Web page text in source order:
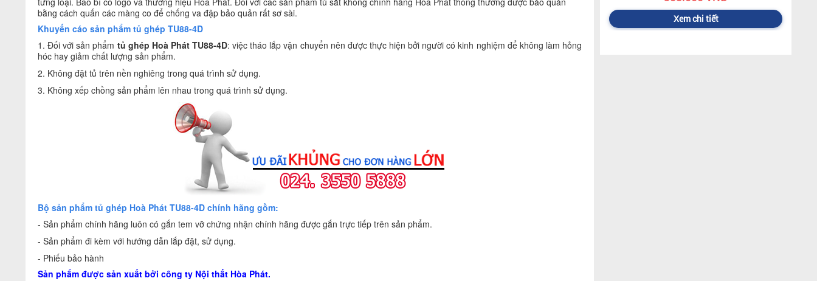
bằng cách quấn các màng co để chống va đập bảo quản rất sơ sài.
Khuyến cáo sản phẩm tủ ghép TU88-4D
1. Đối với sản phẩm tủ ghép Hoà Phát TU88-4D: việc tháo lắp vận chuyển nên được thực hiện bởi người có kinh nghiệm để không làm hỏng
hóc hay giảm chất lượng sản phẩm.
2. Không đặt tủ trên nền nghiêng trong quá trình sử dụng.
3. Không xếp chồng sản phẩm lên nhau trong quá trình sử dụng.
Bộ sản phẩm tủ ghép Hoà Phát TU88-4D chính hãng gồm:
- Sản phẩm chính hãng luôn có gắn tem vỡ chứng nhận chính hãng được gắn trực tiếp trên sản phẩm.
- Sản phẩm đi kèm với hướng dẫn lắp đặt, sử dụng.
- Phiếu bảo hành
Sản phẩm được sản xuất bởi công ty Nội thất Hòa Phát.
Xem chi tiết